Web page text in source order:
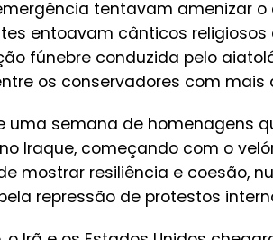
tentavam amenizar
entoavam cânticos
fúnebre conduzida pelo
os conservadores com mais
uma semana de homenagens
Iraque, começando com o
mostrar resiliência e coesão,
repressão de protestos